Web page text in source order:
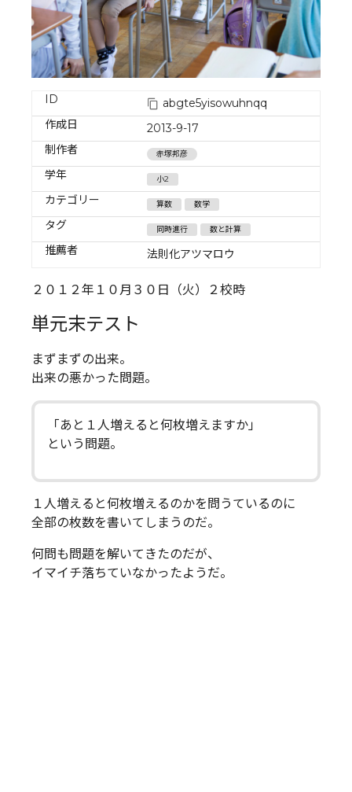
ID
abgte5yisowuhnqq
作成日
2013-9-17
制作者
赤塚邦彦
学年 小2
カテゴリー 算数 数学
タグ 同時進行 数と計算
推薦者 法則化アツマロウ
２０１２年１０月３０日（火）２校時
単元末テスト
まずまずの出来。
出来の悪かった問題。
「あと１人増えると何枚増えますか」
という問題。
１人増えると何枚増えるのかを問うているのに
全部の枚数を書いてしまうのだ。
何問も問題を解いてきたのだが、
イマイチ落ちていなかったようだ。